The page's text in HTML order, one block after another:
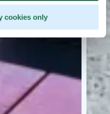
cookies only